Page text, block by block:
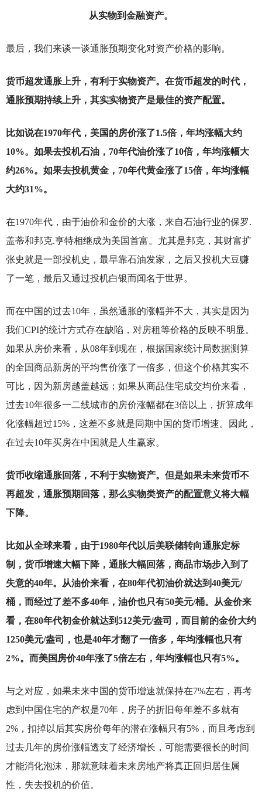
从实物到金融资产。
最后，我们来谈一谈通胀预期变化对资产价格的影响。
货币超发通胀上升，有利于实物资产。在货币超发的时代，
通胀预期持续上升，其实实物资产是最佳的资产配置。
比如说在1970年代，美国的房价涨了1.5倍，年均涨幅大约
10%。如果去投机石油，70年代油价涨了10倍，年均涨幅大
约26%。如果去投机黄金，70年代黄金涨了15倍，年均涨幅
大约31%。
在1970年代，由于油价和金价的大涨，来自石油行业的保罗.
盖蒂和邦克.亨特相继成为美国首富。尤其是邦克，其财富扩
张史就是一部投机史，最早靠石油发家，之后又投机大豆赚
了一笔，最后又通过投机白银而闻名于世界。
而在中国的过去10年，虽然通胀的涨幅并不大，其实是因为
我们CPI的统计方式存在缺陷，对房租等价格的反映不明显。
如果从房价来看，从08年到现在，根据国家统计局数据测算
的全国商品新房的平均售价涨了一倍多，但这个价格其实不
可比，因为新房越盖越远；如果从商品住宅成交均价来看，
过去10年很多一二线城市的房价涨幅都在3倍以上，折算成年
化涨幅超过15%，这差不多就是同期中国的货币增速。因此，
在过去10年买房在中国就是人生赢家。
货币收缩通胀回落，不利于实物资产。但是如果未来货币不
再超发，通胀预期回落，那么实物类资产的配置意义将大幅
下降。
比如从全球来看，由于1980年代以后美联储转向通胀定标
制，货币增速大幅下降，通胀大幅回落，商品市场步入到了
失意的40年。从油价来看，在80年代初油价就达到40美元/
桶，而经过了差不多40年，油价也只有50美元/桶。从金价来
看，在80年代初金价就达到512美元/盎司，而目前的金价大约
1250美元/盎司，也是40年才翻了一倍多，年均涨幅也只有
2%。而美国房价40年涨了5倍左右，年均涨幅也只有5%。
与之对应，如果未来中国的货币增速就保持在7%左右，再考
虑到中国住宅的产权是70年，房子的折旧每年差不多就有
2%，扣掉以后其实房价每年的潜在涨幅只有5%，而且考虑到
过去几年的房价涨幅透支了经济增长，可能需要很长的时间
才能消化泡沫，那就意味着未来房地产将真正回归居住属
性，失去投机的价值。